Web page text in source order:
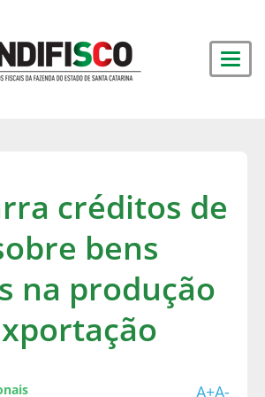
créditos de
bens
na produção
A+A-